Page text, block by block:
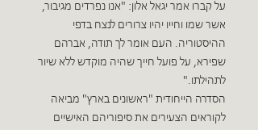
על קברו אמר יגאל אלון: "אנו נפרדים מגיבור,
אשר שמו וחייו יהיו צרורים לנצח בדפי
ההיסטוריה. העם אומר לך תודה, אברהם
שפירא, על פועל חייך שהיה מוקדש ללא שיור
לתהילתו."
הסדרה הייחודית "ראשונים בארץ" מביאה
לקוראים הצעירים את סיפוריהם האישיים